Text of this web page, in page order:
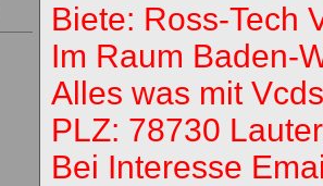
Biete: Ross-Tech
Im Raum Baden-
Alles was mit
PLZ: 78730
Bei Interesse